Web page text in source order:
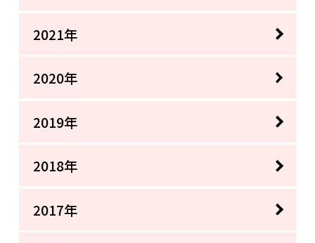
2021年
2020年
2019年
2018年
2017年